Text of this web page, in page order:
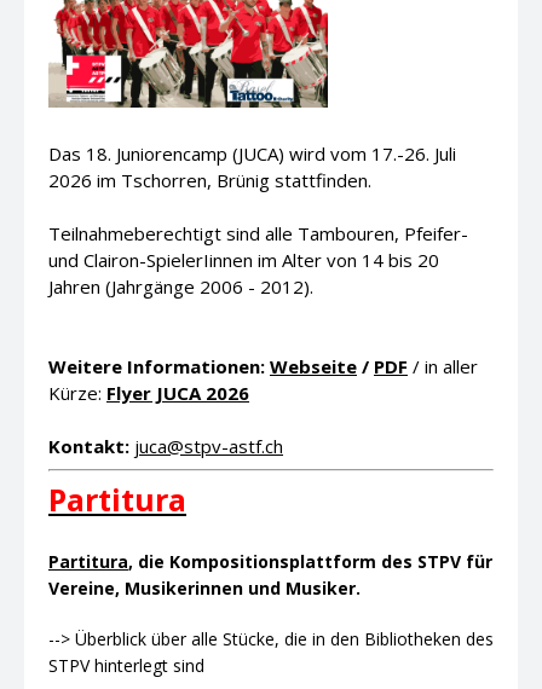
Das 18. Juniorencamp (JUCA) wird vom 17.-26. Juli
2026 im Tschorren, Brünig stattfinden.
Teilnahmeberechtigt sind alle Tambouren, Pfeifer-
und Clairon-SpielerIinnen im Alter von 14 bis 20
Jahren (Jahrgänge 2006 - 2012).
Weitere Informationen: Webseite / PDF / in aller
Kürze: Flyer JUCA 2026
Kontakt: juca@stpv-astf.ch
Partitura
Partitura, die Kompositionsplattform des STPV für
Vereine, Musikerinnen und Musiker.
--> Überblick über alle Stücke, die in den Bibliotheken des
STPV hinterlegt sind